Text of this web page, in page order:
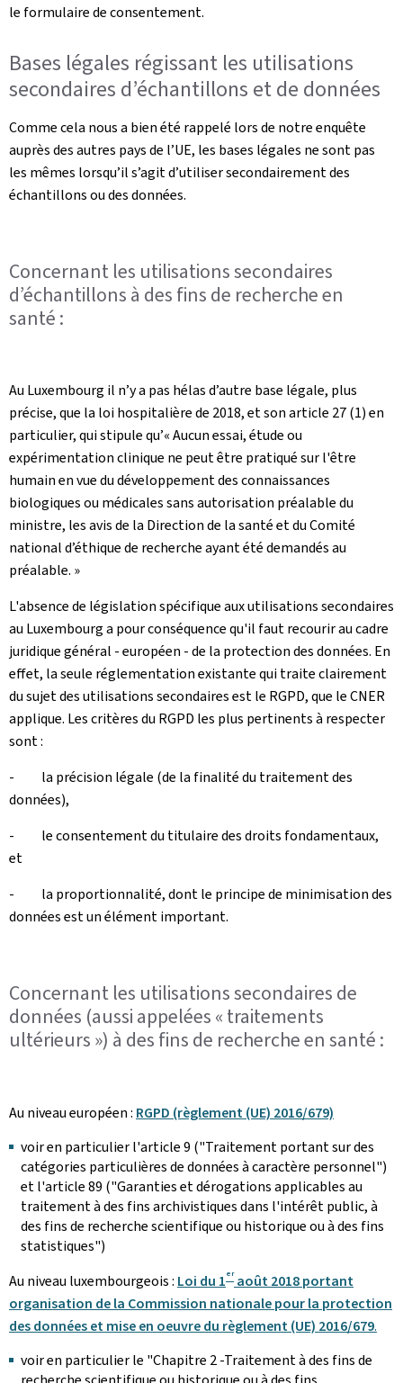
le formulaire de consentement.
Bases légales régissant les utilisations
secondaires d’échantillons et de données
Comme cela nous a bien été rappelé lors de notre enquête
auprès des autres pays de l’UE, les bases légales ne sont pas
les mêmes lorsqu’il s’agit d’utiliser secondairement des
échantillons ou des données.
Concernant les utilisations secondaires
d’échantillons à des fins de recherche en
santé :
Au Luxembourg il n’y a pas hélas d’autre base légale, plus
précise, que la loi hospitalière de 2018, et son article 27 (1) en
particulier, qui stipule qu’« Aucun essai, étude ou
expérimentation clinique ne peut être pratiqué sur l'être
humain en vue du développement des connaissances
biologiques ou médicales sans autorisation préalable du
ministre, les avis de la Direction de la santé et du Comité
national d’éthique de recherche ayant été demandés au
préalable. »
L'absence de législation spécifique aux utilisations secondaires
au Luxembourg a pour conséquence qu'il faut recourir au cadre
juridique général - européen - de la protection des données. En
effet, la seule réglementation existante qui traite clairement
du sujet des utilisations secondaires est le RGPD, que le CNER
applique. Les critères du RGPD les plus pertinents à respecter
sont :
- la précision légale (de la finalité du traitement des
données),
- le consentement du titulaire des droits fondamentaux,
et
- la proportionnalité, dont le principe de minimisation des
données est un élément important.
Concernant les utilisations secondaires de
données (aussi appelées « traitements
ultérieurs ») à des fins de recherche en santé :
Au niveau européen : RGPD (règlement (UE) 2016/679)
voir en particulier l'article 9 ("Traitement portant sur des
catégories particulières de données à caractère personnel")
et l'article 89 ("Garanties et dérogations applicables au
traitement à des fins archivistiques dans l'intérêt public, à
des fins de recherche scientifique ou historique ou à des fins
statistiques")
Au niveau luxembourgeois : Loi du 1er août 2018 portant
organisation de la Commission nationale pour la protection
des données et mise en oeuvre du règlement (UE) 2016/679.
voir en particulier le "Chapitre 2 -Traitement à des fins de